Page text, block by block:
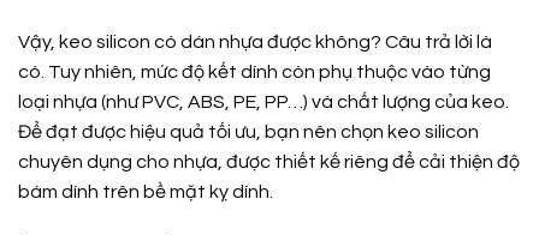
Vậy, keo silicon có dán nhựa được không? Câu trả lời là
có. Tuy nhiên, mức độ kết dính còn phụ thuộc vào từng
loại nhựa (như PVC, ABS, PE, PP…) và chất lượng của keo.
Để đạt được hiệu quả tối ưu, bạn nên chọn keo silicon
chuyên dụng cho nhựa, được thiết kế riêng để cải thiện độ
bám dính trên bề mặt kỵ dính.